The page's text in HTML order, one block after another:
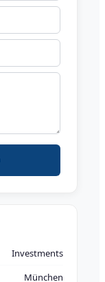
Investments
München